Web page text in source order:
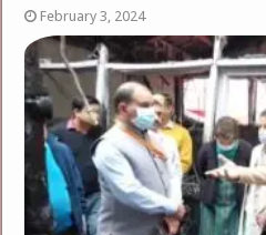
February 3, 2024